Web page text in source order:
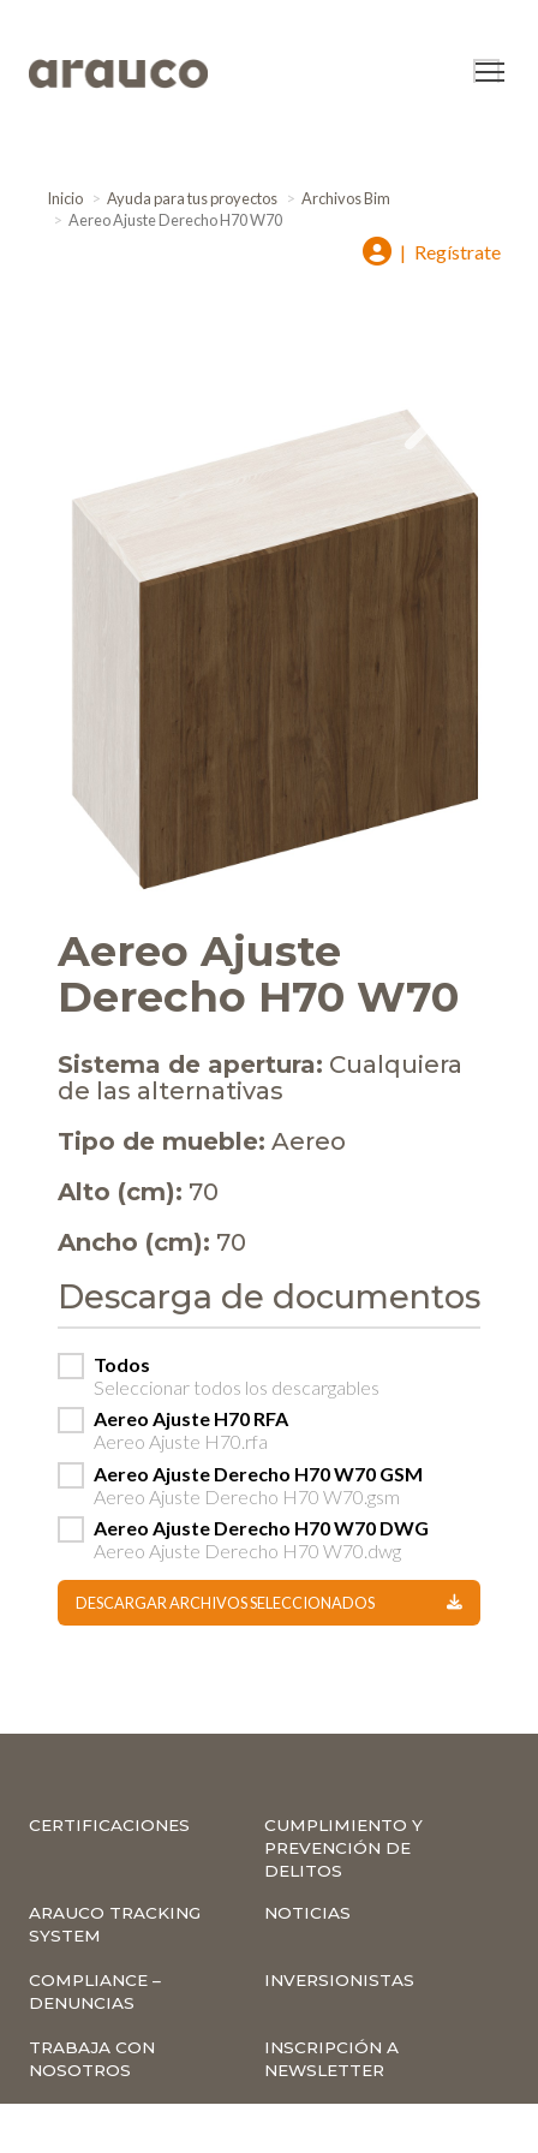
Inicio Ayuda para tus proyectos
Archivos Bim
Aereo Ajuste Derecho H70 W70
| Regístrate
Aereo Ajuste
Derecho H70 W70
Sistema de apertura: Cualquiera
de las alternativas
Tipo de mueble: Aereo
Alto (cm): 70
Ancho (cm): 70
Descarga de documentos
Todos
Seleccionar todos los descargables
Aereo Ajuste H70 RFA
Aereo Ajuste H70.rfa
Aereo Ajuste Derecho H70 W70 GSM
Aereo Ajuste Derecho H70 W70.gsm
Aereo Ajuste Derecho H70 W70 DWG
Aereo Ajuste Derecho H70 W70.dwg
DESCARGAR ARCHIVOS SELECCIONADOS
CERTIFICACIONES
CUMPLIMIENTO Y
PREVENCIÓN DE
DELITOS
ARAUCO TRACKING
SYSTEM
NOTICIAS
COMPLIANCE –
DENUNCIAS
INVERSIONISTAS
TRABAJA CON
NOSOTROS
INSCRIPCIÓN A
NEWSLETTER